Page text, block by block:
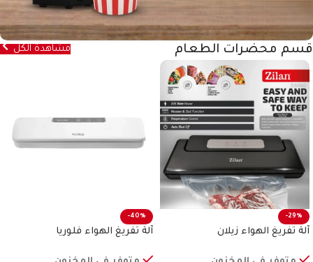
قسم محضرات الطعام مشاهدة الكل
-29%
آلة تفريغ الهواء زيلان
-40%
آلة تفريغ الهواء فلوريا